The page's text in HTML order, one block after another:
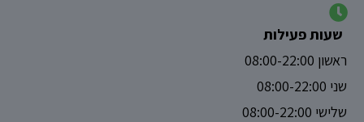
שעות פעילות
ראשון 08:00-22:00
שני 08:00-22:00
שלישי 08:00-22:00